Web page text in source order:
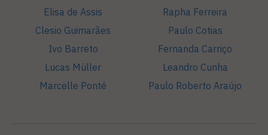
Elisa de Assis
Clesio Guimarães
Ivo Barreto
Lucas Müller
Marcelle Ponté
Rapha Ferreira
Paulo Cotias
Fernanda Carriço
Leandro Cunha
Paulo Roberto Araújo